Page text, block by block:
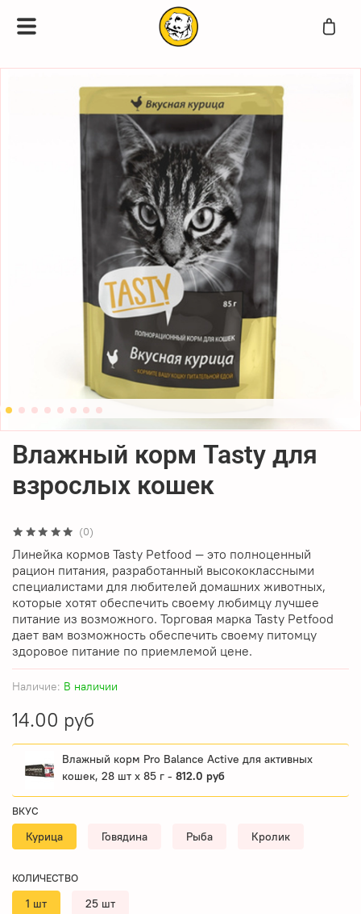
(0)
Наличие: В наличии
Влажный корм Tasty для
взрослых кошек
14.00 руб
Влажный корм Pro Balance Active для активных
кошек, 28 шт x 85 г - 812.0 руб
ВКУС
Курица Говядина Рыба Кролик
КОЛИЧЕСТВО
1 шт 25 шт
Линейка кормов Tasty Petfood — это полноценный
рацион питания, разработанный высококлассными
специалистами для любителей домашних животных,
которые хотят обеспечить своему любимцу лучшее
питание из возможного. Торговая марка Tasty Petfood
дает вам возможность обеспечить своему питомцу
здоровое питание по приемлемой цене.